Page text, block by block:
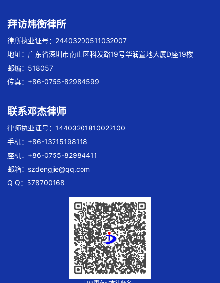
拜访炜衡律所
律所执业证号：24403200511032007
地址：广东省深圳市南山区科发路19号华润置地大厦D座19楼
邮编：518057
传真：+86-0755-82984599
联系邓杰律师
律师执业证号：14403201810022100
手机：+86-13715198118
座机：+86-0755-82984411
邮箱： szdengjie@qq.com
Q Q：578700168